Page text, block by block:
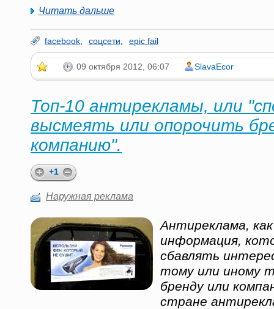
Читать дальше
facebook соцсети epic fail
09 октября 2012, 06:07 SlavaEcor
Топ-10 антирекламы, или
высмеять или опорочить
компанию".
+1
Наружная реклама
Антиреклама,
информация,
сбавлять
тому или иному
бренду или
стране